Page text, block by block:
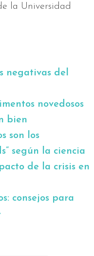
la Universidad
negativas del
novedosos
bien
son los
según la ciencia
de la crisis en
consejos para